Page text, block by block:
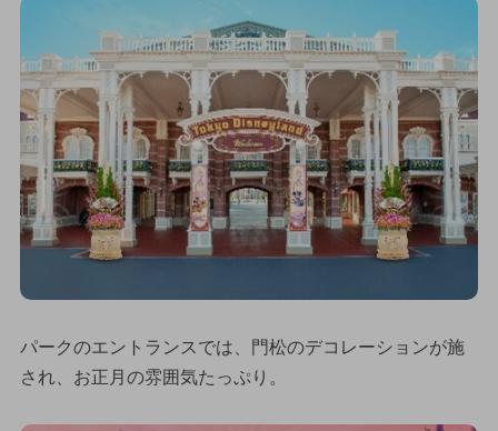
パークのエントランスでは、門松のデコレーションが施
され、お正月の雰囲気たっぷり。